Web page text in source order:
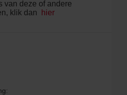
van deze of andere
klik dan
hier